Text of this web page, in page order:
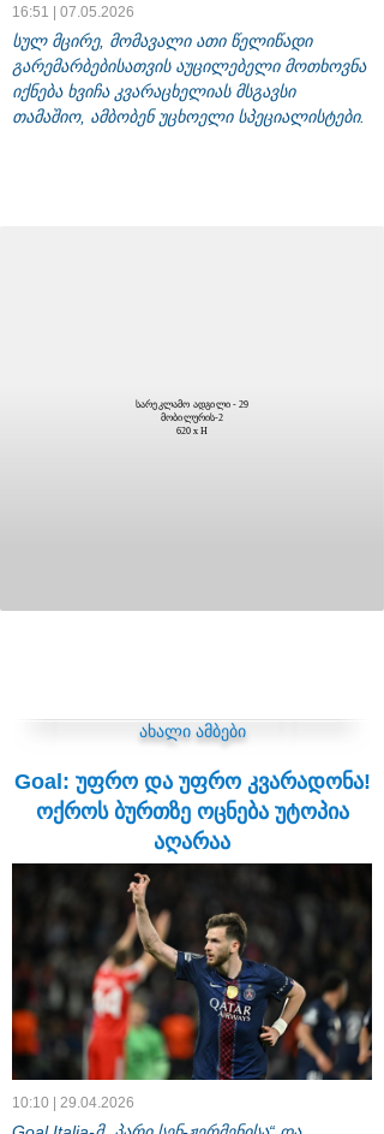
16:51 | 07.05.2026
სულ მცირე, მომავალი ათი წელიწადი
გარემარბებისათვის აუცილებელი მოთხოვნა
იქნება ხვიჩა კვარაცხელიას მსგავსი
თამაშიო, ამბობენ უცხოელი სპეციალისტები.
სარეკლამო ადგილი - 29
მობილურის-2
620 x H
ახალი ამბები
Goal: უფრო და უფრო კვარადონა!
ოქროს ბურთზე ოცნება უტოპია
აღარაა
10:10 | 29.04.2026